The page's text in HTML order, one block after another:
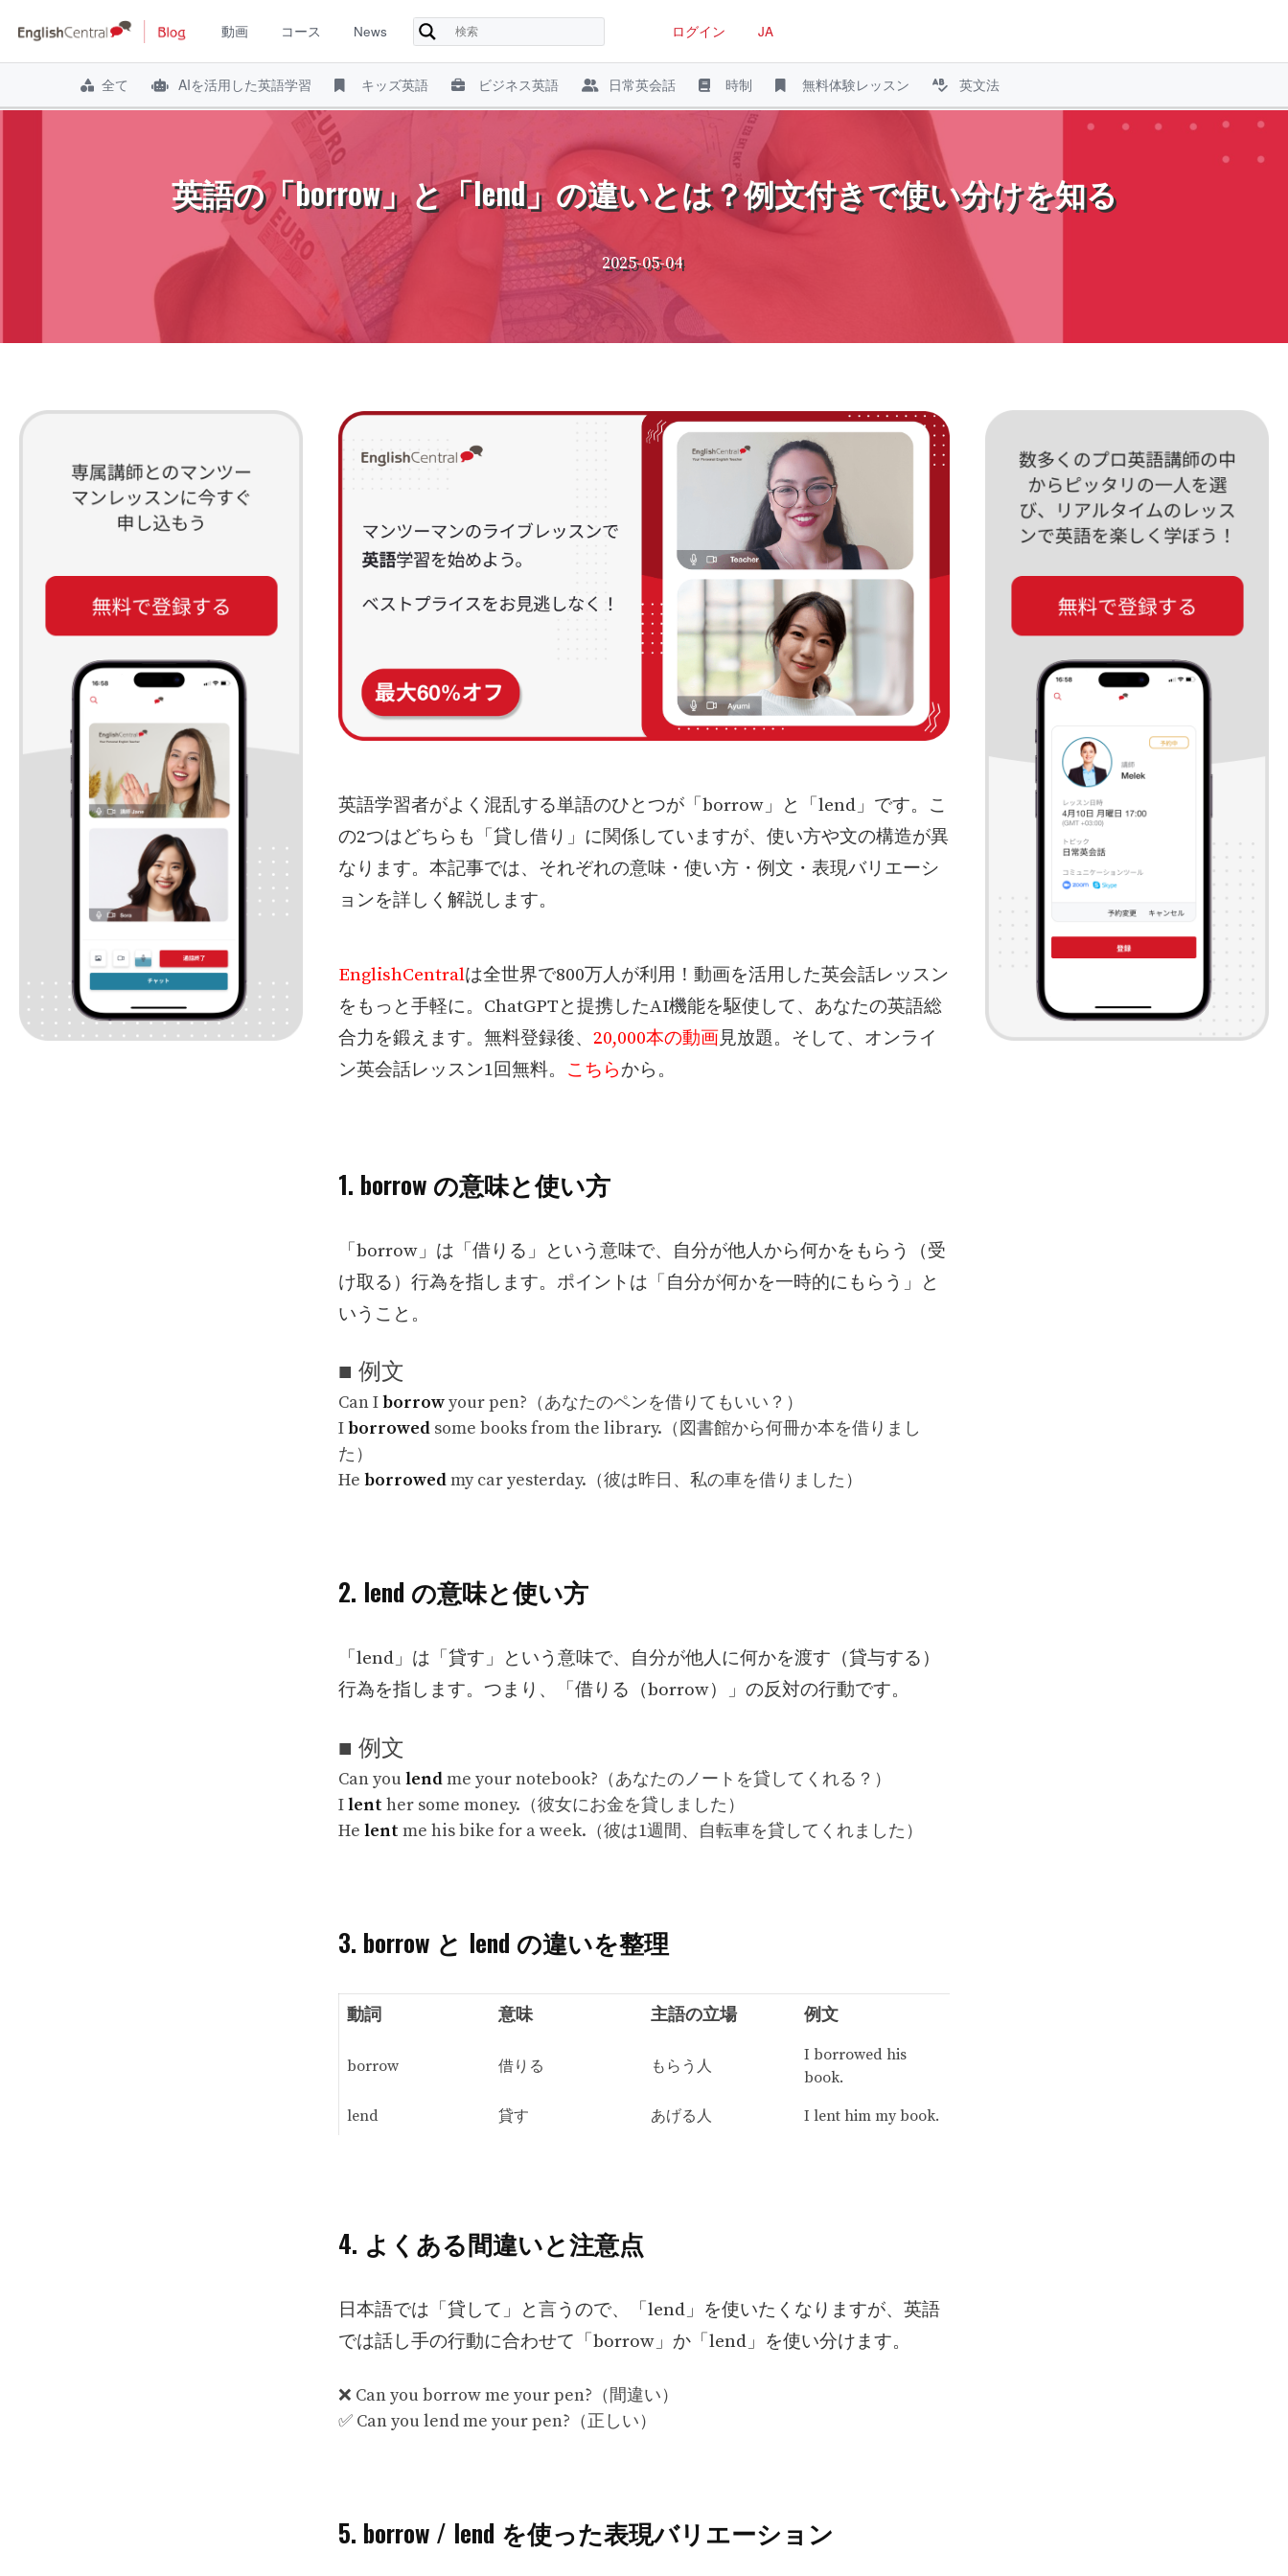
動画 コース News ログイン JA
全て AIを活用した英語学習 キッズ英語 ビジネス英語 日常英会話 時制 無料体験レッスン 英文法
英語の「borrow」と「lend」の違いとは？例文付きで使い分けを知る
2025-05-04
英語学習者がよく混乱する単語のひとつが「borrow」と「lend」です。こ
の2つはどちらも「貸し借り」に関係していますが、使い方や文の構造が異
なります。本記事では、それぞれの意味・使い方・例文・表現バリエーシ
ョンを詳しく解説します。
EnglishCentralは全世界で800万人が利用！動画を活用した英会話レッスン
をもっと手軽に。ChatGPTと提携したAI機能を駆使して、あなたの英語総
合力を鍛えます。無料登録後、 20,000本の動画見放題。そして、オンライ
ン英会話レッスン1回無料。 こちらから。
1. borrow の意味と使い方
「borrow」は「借りる」という意味で、自分が他人から何かをもらう（受
け取る）行為を指します。ポイントは「自分が何かを一時的にもらう」と
いうこと。
■ 例文
Can Iborrowyour pen?（あなたのペンを借りてもいい？）
Iborrowedsome books from the library.（図書館から何冊か本を借りまし
た）
He borrowedmy car yesterday.（彼は昨日、私の車を借りました）
2. lend の意味と使い方
「lend」は「貸す」という意味で、自分が他人に何かを渡す（貸与する）
行為を指します。つまり、「借りる（borrow）」の反対の行動です。
■ 例文
Can you lendme your notebook?（あなたのノートを貸してくれる？）
Ilent her some money.（彼女にお金を貸しました）
He lent me his bike for a week.（彼は1週間、自転車を貸してくれました）
3. borrow と lend の違いを整理
動詞 意味 主語の立場 例文
borrow 借りる もらう人
I borrowed his
book.
lend
貸す あげる人 I lent him my book.
4. よくある間違いと注意点
日本語では「貸して」と言うので、「lend」を使いたくなりますが、英語
では話し手の行動に合わせて「borrow」か「lend」を使い分けます。
❌ Can you borrow me your pen?（間違い）
✅ Can you lend me your pen?（正しい）
5. borrow / lend を使った表現バリエーション